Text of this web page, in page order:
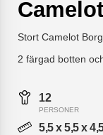
Stort Camelot
2 färgad botten
12
PERSONER
5,5 x 5,5 x